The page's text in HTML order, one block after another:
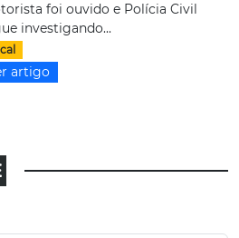
foi ouvido e Polícia Civil
investigando...
artigo